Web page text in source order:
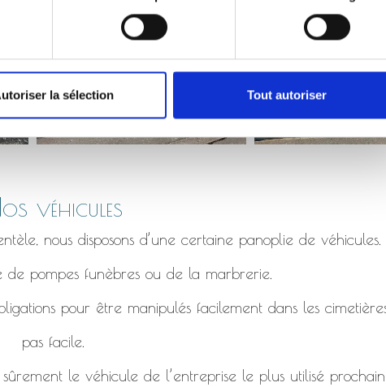
la sélection Tout autoriser
véhicules
nous disposons d’une certaine panoplie de véhicules.
de pompes funèbres ou de la marbrerie.
pour être manipulés facilement dans les cimetières
pas facile.
sûrement le véhicule de l’entreprise le plus utilisé